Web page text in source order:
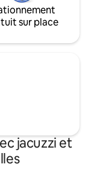
sur place
jacuzzi et